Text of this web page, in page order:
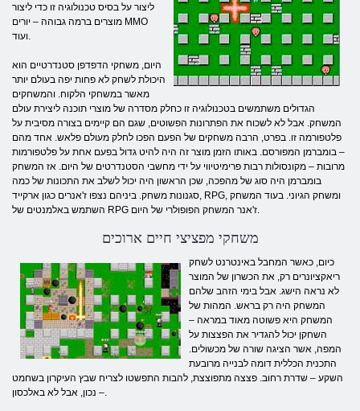
ליצור על בסיס טכנולוגיה זו כדי ליצור
מוצרים ברמה גבוהה – יורים MMO
ועוד.
היום, משחקי הדפדפן סטנדרטיים הוא
היכולת לשחק לא פחות יפה בעולם יותר
מאשר במשחקי הלקוח. והמשחקים
הגדולים משתמשים בטכנולוגיה זו כחלק מסדרה של מוצרי תוכנה ליצירת עולם
המשחק. אבל לא לשכוח את הפתרונות הפשוטים, שגם הם קיימים בצורה מסיבית על
פלטפורמה זו. בפרט, הרבה משחקים של הפעם הפכו לחלק מעולם פלאש. אחד מהם
– בומברמן המפורסם. באותו הזמן מוצר זה היה להיט גדול בפעם אחת על פלטפורמות
מרובות – מקונסולות רבות פרימיטיווי על ידי מחשבי הסטנדרטים של היום. אז המשחק
בומברמן היה סוג של מהפכה, שכן הראשון היה יכול לשלב את התכונות של כמה
סגנונות משחק. ביניהם נצפו ז'אנרים כגון ארקייד, RPG, ומשחק הגיוני. בעוד המשחק
השתמש באלמנטים של RPG ז'אנר המשחק הפופולרי של היום.
משחקי מפציצי חיים ארוכים
כיום, כאשר המחבל באינטרנט לשחק
ריאקציונרים רק, את הכשרון של המוצר
לא נראה הישג. אבל בימי הזהב שלהם
המשחק היה רק ​​בראש. המהות של
המשחק היא פשוטה מאוד במראה –
השחקן יכול להגדיר את הפצצות על
המפה, אשר הציגה שורה של מכשולים.
התכנית הכללית דומה לבנייה מרובעת
השקע – שדרת רחוב. פצצה מתפוצצת, להבות התפשטו לצריח שבץ העיקרון בשחמט
– נכון, אבל לא באלכסון.